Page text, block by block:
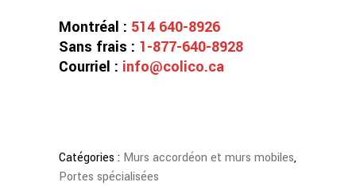
Montréal : 514 640-8926
Sans frais : 1-877-640-8928
Courriel : info@colico.ca
Catégories : Murs accordéon et murs mobiles,
Portes spécialisées